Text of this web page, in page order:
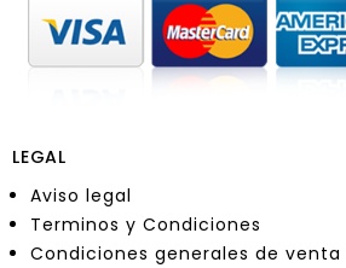
LEGAL
Aviso legal
Terminos y Condiciones
Condiciones generales de venta